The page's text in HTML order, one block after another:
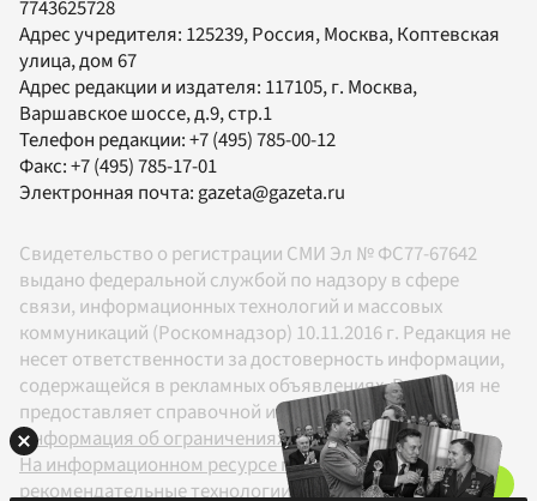
7743625728
Адрес учредителя: 125239, Россия, Москва, Коптевская
улица, дом 67
Адрес редакции и издателя: 117105, г. Москва,
Варшавское шоссе, д.9, стр.1
Телефон редакции:+7 (495) 785-00-12
Факс:+7 (495) 785-17-01
Электронная почта: gazeta@gazeta.ru
Свидетельство о регистрации СМИ Эл № ФС77-67642
выдано федеральной службой по надзору в сфере
связи, информационных технологий и массовых
коммуникаций (Роскомнадзор) 10.11.2016 г. Редакция не
несет ответственности за достоверность информации,
содержащейся в рекламных объявлениях. Редакция не
предоставляет справочной информации.
Информация об ограничениях
На информационном ресурсе применяются
рекомендательные технологии в соответствии с